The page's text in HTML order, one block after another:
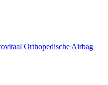
Orthopedische Airbag